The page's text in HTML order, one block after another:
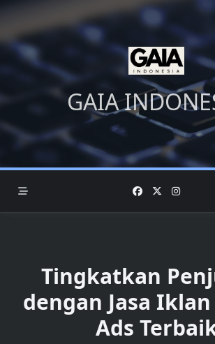
Skip
content
GAIA
Tingkatkan
dengan Jasa
Ads